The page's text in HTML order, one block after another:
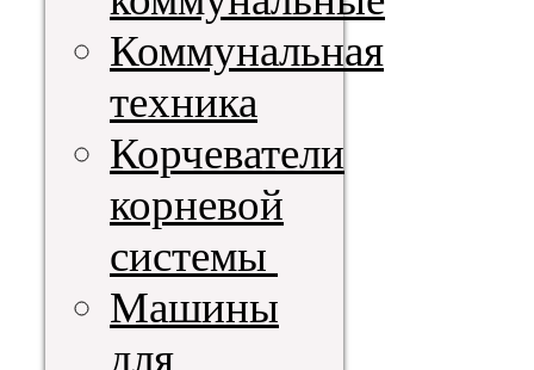
Коммунальная
техника
Корчеватели
корневой
системы
Машины
для